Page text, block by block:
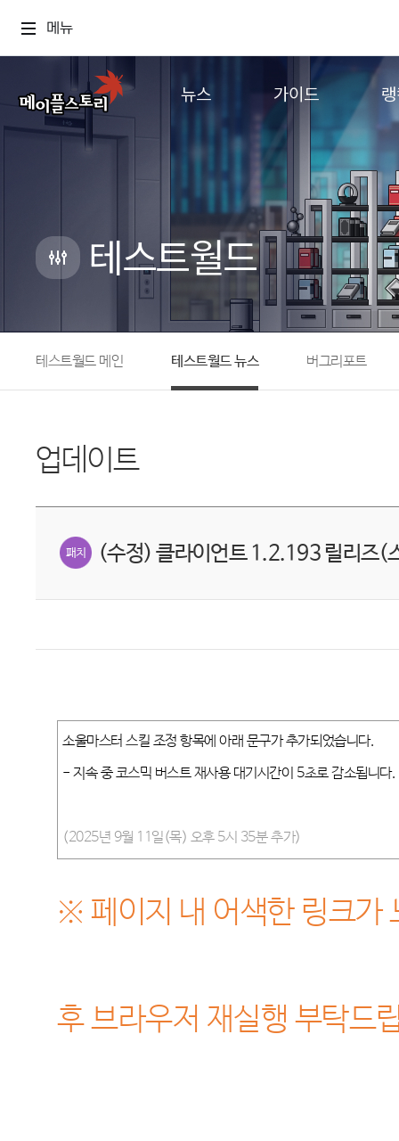
메뉴
뉴스
업데이트
이벤트
메이플 알림판
with maple
가이드
게임정보
직업소개
확률형 아이템
NEXON NOW
추가정보
컨텐
테스트월드
테스트월드 메인 테스트월드 뉴스 버그리포트
업데이트
(수정) 클라이언트 1.2.193 릴리즈(
소울마스터 스킬 조정 항목에 아래 문구가 추가되었습니다.
-지속 중 코스믹 버스트 재사용 대기시간이 5초로 감소됩니다.
(2025년 9월 11일(목) 오후 5시 35분 추가)
※ 페이지 내 어색한 링크가
후 브라우저 재실행 부탁드